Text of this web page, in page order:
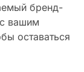
бренд-
вашим
оставаться